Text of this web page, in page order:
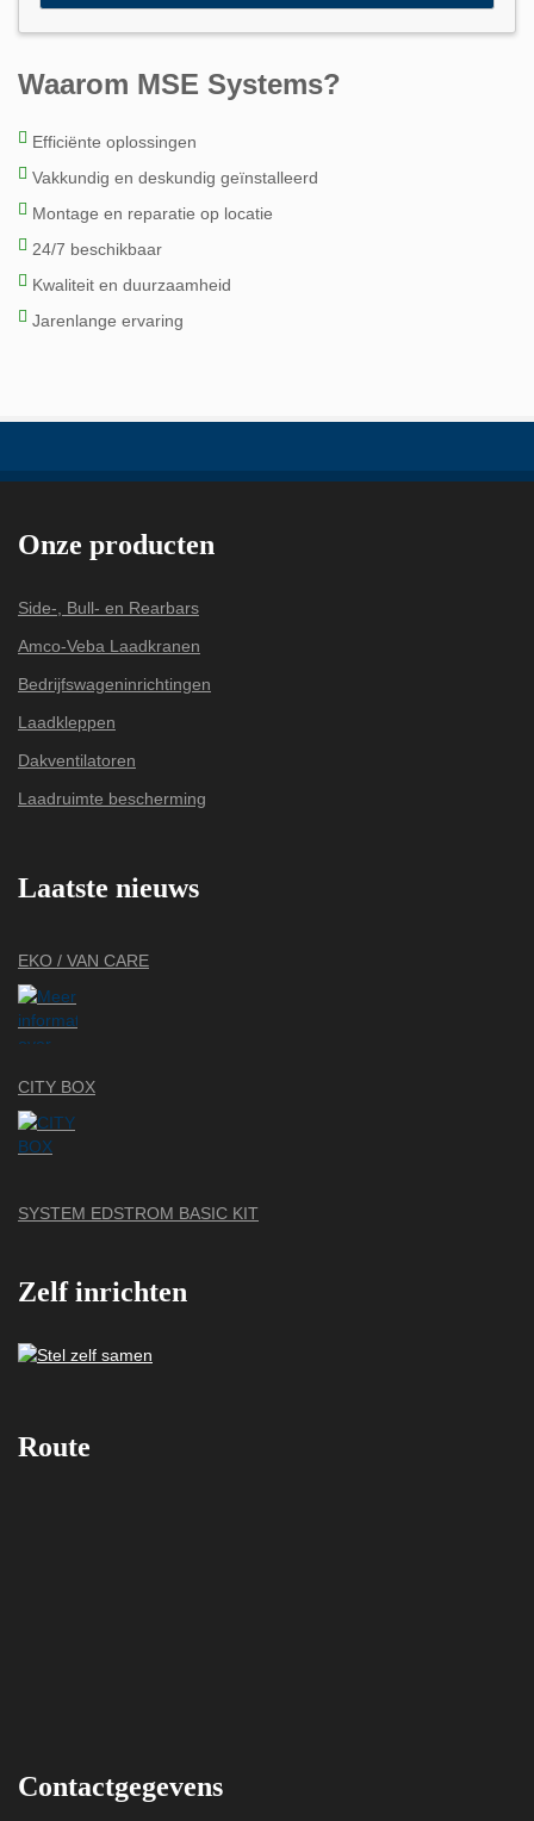
Waarom MSE Systems?
Efficiënte oplossingen
Vakkundig en deskundig geïnstalleerd
Montage en reparatie op locatie
24/7 beschikbaar
Kwaliteit en duurzaamheid
Jarenlange ervaring
Onze producten
Side-, Bull- en Rearbars
Amco-Veba Laadkranen
Bedrijfswageninrichtingen
Laadkleppen
Dakventilatoren
Laadruimte bescherming
Laatste nieuws
EKO / VAN CARE
CITY BOX
SYSTEM EDSTROM BASIC KIT
Zelf inrichten
Route
Contactgegevens